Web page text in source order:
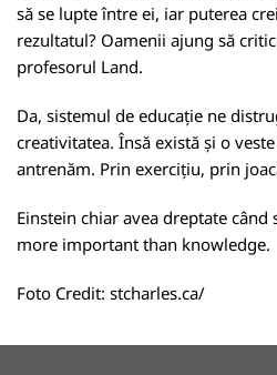
să se lupte între ei, iar puterea
rezultatul? Oamenii ajung să
profesorul Land.
Da, sistemul de educație ne
creativitatea. Însă există și o
antrenăm. Prin exercițiu, prin
Einstein chiar avea dreptate
more important than knowledge.
Foto Credit: stcharles.ca/